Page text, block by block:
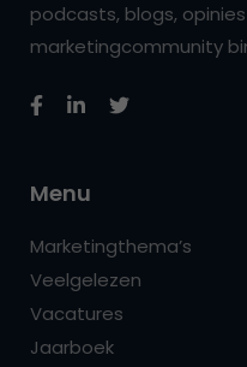
podcasts, blogs,
marketingcommunity
Menu
Marketingthema’s
Veelgelezen
Vacatures
Jaarboek